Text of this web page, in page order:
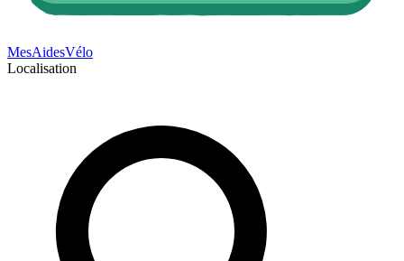
MesAidesVélo
Localisation